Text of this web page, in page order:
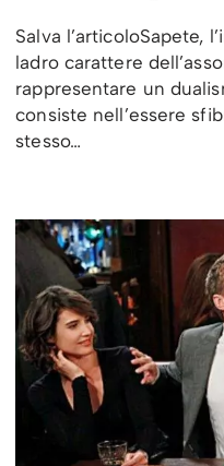
Salva l’articoloSapete,
ladro carattere
rappresentare un
consiste nell’essere
stesso…